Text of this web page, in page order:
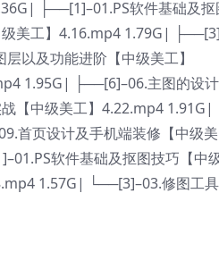
├──[1]–01.PS软件基础及抠
美工】4.16.mp4 1.79G|
以及功能进阶【中级美工】
1.95G| ├──[6]–06.主图的设
【中级美工】4.22.mp4 1.91G|
首页设计及手机端装修【中级美
软件基础及抠图技巧【中
1.57G| └──[3]–03.修图工